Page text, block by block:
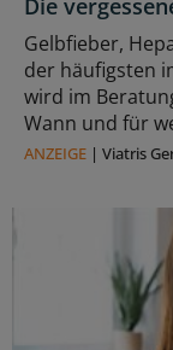
Die
Gelbfieber,
der häufigsten
wird im
Wann und für
ANZEIGE | Viatris